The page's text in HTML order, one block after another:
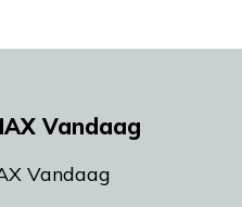
Vandaag
Vandaag